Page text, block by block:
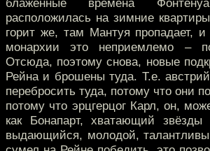
блаженные времена
расположилась на зимние
горит же, там Мантуя пропадает,
монархии это неприемлемо –
Отсюда, поэтому снова, новые
Рейна и брошены туда. Т.е.
перебросить туда, потому что они
потому что эрцгерцог Карл, он,
как Бонапарт, хватающий
выдающийся, молодой,